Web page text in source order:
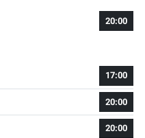
20:00
17:00
20:00
20:00